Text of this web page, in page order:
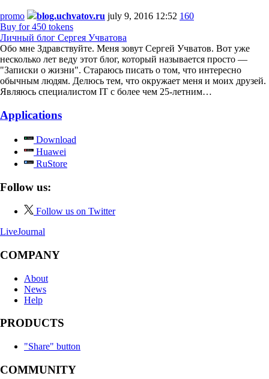
promo blog.uchvatov.ru july 9, 2016 12:52 160
Buy for 450 tokens
Личный блог Сергея Учватова
Обо мне Здравствуйте. Меня зовут Сергей Учватов. Вот уже
несколько лет веду этот блог, который называется просто —
"Записки о жизни". Стараюсь писать о том, что интересно
обычным людям. Делюсь тем, что окружает меня и моих друзей.
Являюсь специалистом IT с более чем 25-летним…
Applications
Download
Huawei
RuStore
Follow us:
Follow us on Twitter
LiveJournal
COMPANY
About
News
Help
PRODUCTS
"Share" button
COMMUNITY